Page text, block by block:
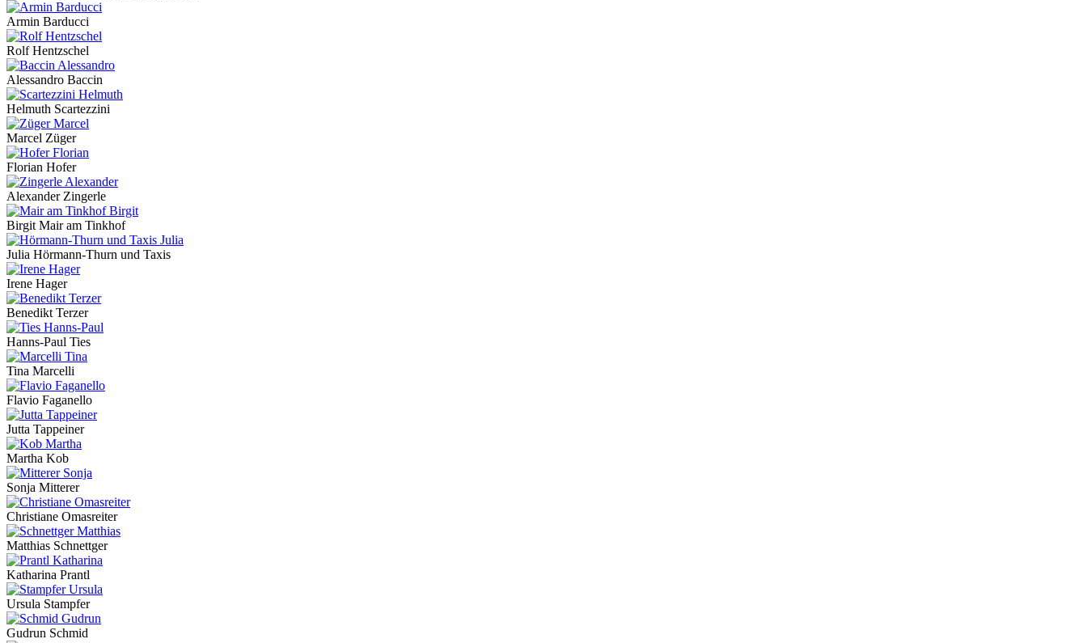
Armin Barducci
Rolf Hentzschel
Alessandro Baccin
Helmuth Scartezzini
Marcel Züger
Florian Hofer
Alexander Zingerle
Birgit Mair am Tinkhof
Julia Hörmann-Thurn und Taxis
Irene Hager
Benedikt Terzer
Hanns-Paul Ties
Tina Marcelli
Flavio Faganello
Jutta Tappeiner
Martha Kob
Sonja Mitterer
Christiane Omasreiter
Matthias Schnettger
Katharina Prantl
Ursula Stampfer
Gudrun Schmid